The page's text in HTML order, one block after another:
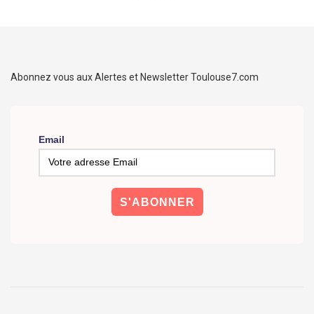
Abonnez vous aux Alertes et Newsletter Toulouse7.com
Email